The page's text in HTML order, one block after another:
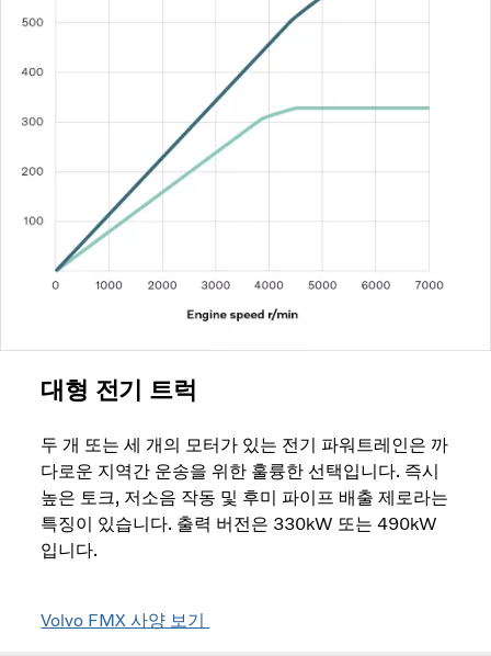
대형 전기 트럭
두 개 또는 세 개의 모터가 있는 전기 파워트레인은 까
다로운 지역간 운송을 위한 훌륭한 선택입니다. 즉시
높은 토크, 저소음 작동 및 후미 파이프 배출 제로라는
특징이 있습니다. 출력 버전은 330kW 또는 490kW
입니다.
Volvo FMX 사양 보기